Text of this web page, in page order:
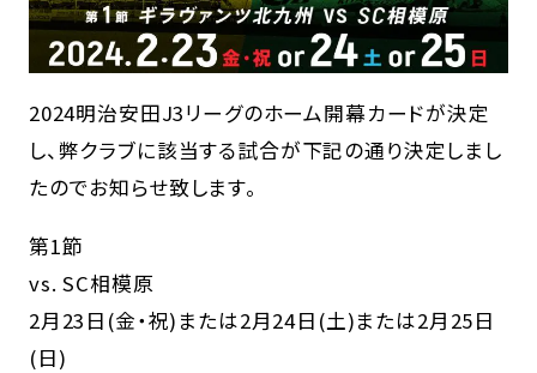
2024明治安田J3リーグのホーム開幕カードが決定
し、弊クラブに該当する試合が下記の通り決定しまし
たのでお知らせ致します。
第1節
vs. SC相模原
2月23日(金・祝)または2月24日(土)または2月25日
(日)